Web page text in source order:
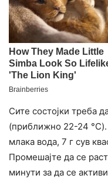
Сите состојки треба
(приближно 22-24
млака вода, 7 г сув
Промешајте да се
минути за да се